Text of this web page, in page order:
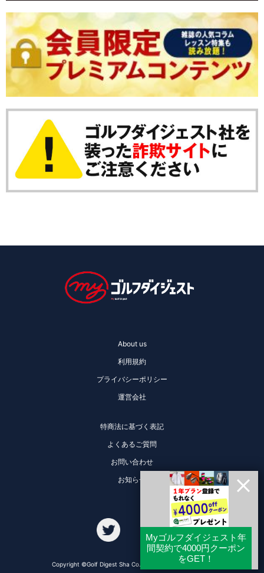
About us
利用規約
プライバシーポリシー
運営会社
特商法に基づく表記
よくあるご質問
お問い合わせ
お知らせ
Copyright ©Golf Digest Sha Co., Ltd. All Rights Reserved.